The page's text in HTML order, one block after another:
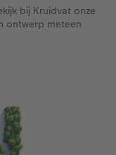
bij Kruidvat onze
ontwerp meteen